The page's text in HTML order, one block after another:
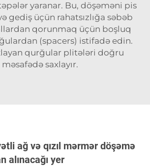
yaranar. Bu, döşəməni pis
gediş üçün rahatsızlığa səbəb
qorunmaq üçün boşluq
(spacers) istifadə edin.
qurğular plitələri doğru
məsafədə saxlayır.
ağ və qızıl mərmər döşəmə
alınacağı yer